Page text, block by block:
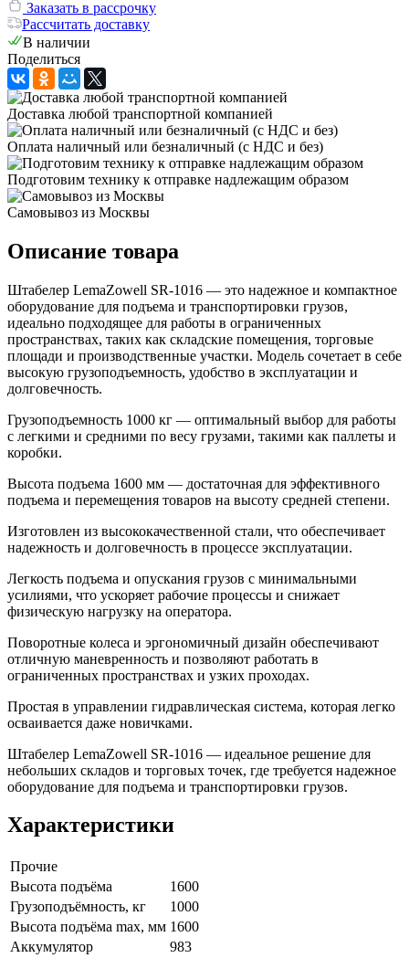
Заказать в рассрочку
Рассчитать доставку
В наличии
Поделиться
Доставка любой транспортной компанией
Оплата наличный или безналичный (с НДС и без)
Подготовим технику к отправке надлежащим образом
Самовывоз из Москвы
Описание товара
Штабелер LemaZowell SR-1016 — это надежное и компактное
оборудование для подъема и транспортировки грузов,
идеально подходящее для работы в ограниченных
пространствах, таких как складские помещения, торговые
площади и производственные участки. Модель сочетает в себе
высокую грузоподъемность, удобство в эксплуатации и
долговечность.
Грузоподъемность 1000 кг — оптимальный выбор для работы
с легкими и средними по весу грузами, такими как паллеты и
коробки.
Высота подъема 1600 мм — достаточная для эффективного
подъема и перемещения товаров на высоту средней степени.
Изготовлен из высококачественной стали, что обеспечивает
надежность и долговечность в процессе эксплуатации.
Легкость подъема и опускания грузов с минимальными
усилиями, что ускоряет рабочие процессы и снижает
физическую нагрузку на оператора.
Поворотные колеса и эргономичный дизайн обеспечивают
отличную маневренность и позволяют работать в
ограниченных пространствах и узких проходах.
Простая в управлении гидравлическая система, которая легко
осваивается даже новичками.
Штабелер LemaZowell SR-1016 — идеальное решение для
небольших складов и торговых точек, где требуется надежное
оборудование для подъема и транспортировки грузов.
Характеристики
Прочие
Высота подъёма
1600
Грузоподъёмность, кг
1000
Высота подъёма max, мм 1600
Аккумулятор
983